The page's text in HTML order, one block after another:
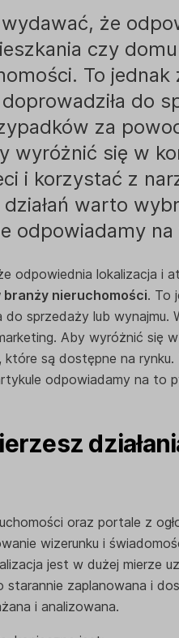
że
czy
To jednak
do
za
wyróżnić się w
i korzystać z
warto
odpowiadamy na
odpowiednia lokalizacja i
nieruchomości. To
do sprzedaży lub
Aby wyróżnić się
są dostępne na
odpowiadamy na to
oraz portale z
wizerunku i
jest w dużej mierze
starannie zaplanowana i
i analizowana.